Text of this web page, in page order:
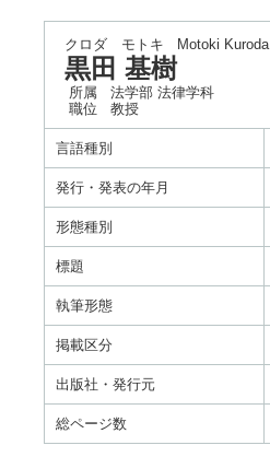
クロダ モトキ Motoki Kuroda
黒田 基樹
所属
法学部 法律学科
職位
教授
言語種別
発行・発表の年月
形態種別
標題
執筆形態
掲載区分
出版社・発行元
総ページ数